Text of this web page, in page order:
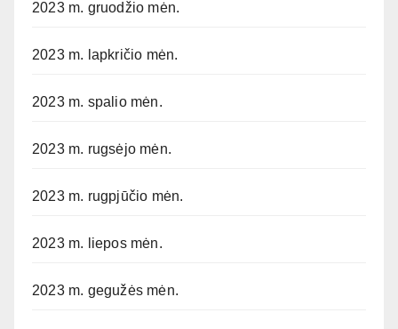
2023 m. gruodžio mėn.
2023 m. lapkričio mėn.
2023 m. spalio mėn.
2023 m. rugsėjo mėn.
2023 m. rugpjūčio mėn.
2023 m. liepos mėn.
2023 m. gegužės mėn.